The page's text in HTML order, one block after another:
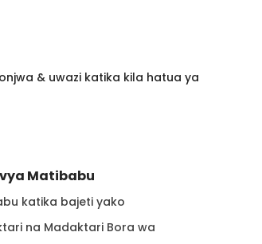
& uwazi katika kila hatua ya
Matibabu
katika bajeti yako
na Madaktari Bora wa